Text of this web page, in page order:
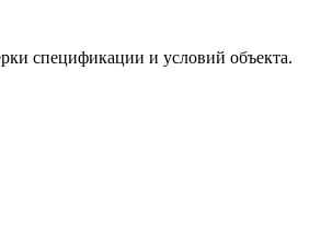
спецификации и условий объекта.